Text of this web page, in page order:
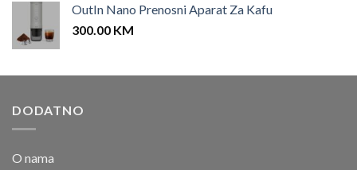
OutIn Nano Prenosni Aparat Za Kafu
300.00 KM
DODATNO
O nama